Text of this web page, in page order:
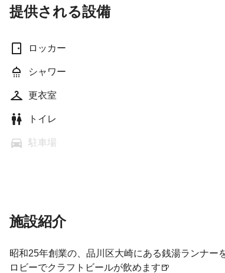
提供される設備
ロッカー
シャワー
更衣室
トイレ
駐車場
施設紹介
昭和25年創業の、品川区大崎にある銭湯ランナー
ロビーでクラフトビールが飲めます🍺